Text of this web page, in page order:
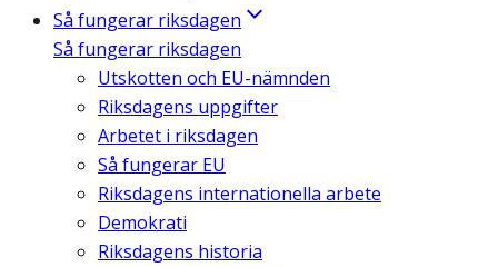
Så fungerar riksdagen
Så fungerar riksdagen
Utskotten och EU-nämnden
Riksdagens uppgifter
Arbetet i riksdagen
Så fungerar EU
Riksdagens internationella arbete
Demokrati
Riksdagens historia